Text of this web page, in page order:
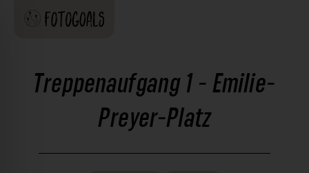
Treppenaufgang 1 - Emilie-
Preyer-Platz